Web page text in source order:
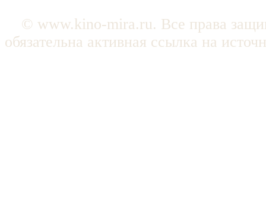
© www.kino-mira.ru. Все права
обязательна активная ссылка на